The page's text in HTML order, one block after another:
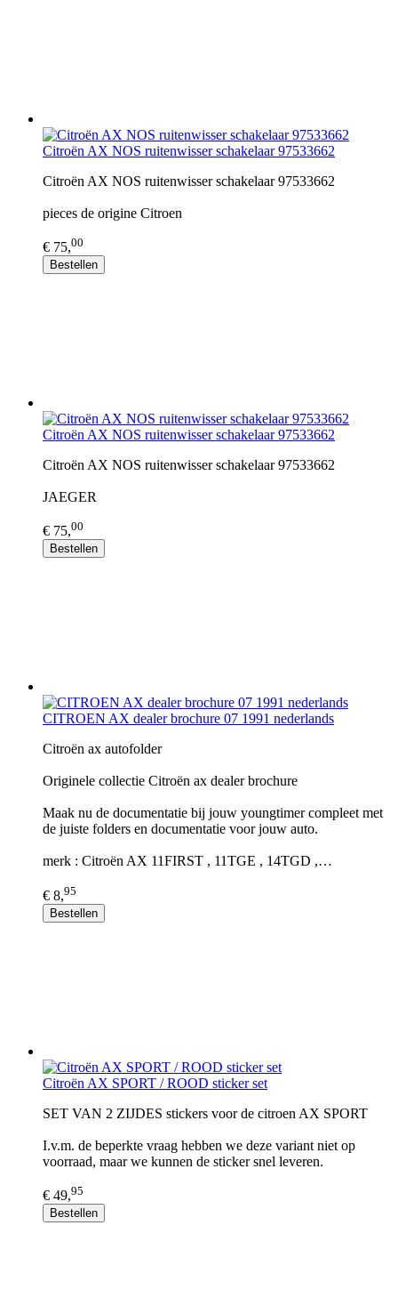
Citroën AX NOS ruitenwisser schakelaar 97533662
Citroën AX NOS ruitenwisser schakelaar 97533662
pieces de origine Citroen
€ 75,00
Bestellen
Citroën AX NOS ruitenwisser schakelaar 97533662
Citroën AX NOS ruitenwisser schakelaar 97533662
JAEGER
€ 75,00
Bestellen
CITROEN AX dealer brochure 07 1991 nederlands
Citroën ax autofolder
Originele collectie Citroën ax dealer brochure
Maak nu de documentatie bij jouw youngtimer compleet met
de juiste folders en documentatie voor jouw auto.
merk : Citroën AX 11FIRST , 11TGE , 14TGD ,…
€ 8,95
Bestellen
Citroën AX SPORT / ROOD sticker set
SET VAN 2 ZIJDES stickers voor de citroen AX SPORT
I.v.m. de beperkte vraag hebben we deze variant niet op
voorraad, maar we kunnen de sticker snel leveren.
€ 49,95
Bestellen